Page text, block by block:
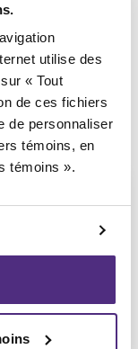
utilise des
« Tout
de ces fichiers
de personnaliser
témoins, en
témoins ».